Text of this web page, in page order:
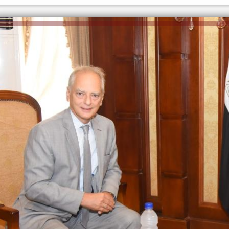
إلهام شرشر تكتب: دي مبقتش كورة..
دي سياسة
الكاتبة إلهام شرشر تهنئ الرئيس
السيسي بعيد ميلاده وتُشيد بجهوده